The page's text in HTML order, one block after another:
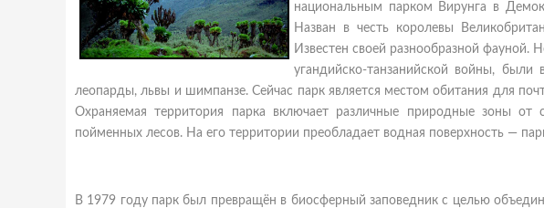
национальным парком Вирунга в
Назван в честь королевы
Известен своей разнообразной фауной.
угандийско-танзанийской войны,
леопарды, львы и шимпанзе. Сейчас парк является местом обитания для
Охраняемая территория парка включает различные природные зоны
пойменных лесов. На его территории преобладает водная поверхность —
В 1979 году парк был превращён в биосферный заповедник с целью